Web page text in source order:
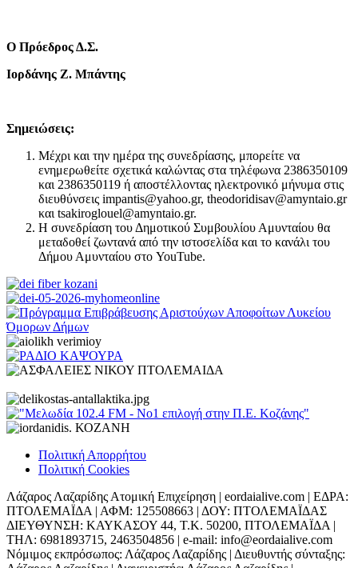
Ο Πρόεδρος Δ.Σ.
Ιορδάνης Ζ. Μπάντης
Σημειώσεις:
Μέχρι και την ημέρα της συνεδρίασης, μπορείτε να
ενημερωθείτε σχετικά καλώντας στα τηλέφωνα 2386350109
και 2386350119 ή αποστέλλοντας ηλεκτρονικό μήνυμα στις
διευθύνσεις impantis@yahoo.gr, theodoridisav@amyntaio.gr
και tsakiroglouel@amyntaio.gr.
Η συνεδρίαση του Δημοτικού Συμβουλίου Αμυνταίου θα
μεταδοθεί ζωντανά από την ιστοσελίδα και το κανάλι του
Δήμου Αμυνταίου στο YouTube.
Πολιτική Απορρήτου
Πολιτική Cookies
Λάζαρος Λαζαρίδης Ατομική Επιχείρηση | eordaialive.com | ΕΔΡΑ:
ΠΤΟΛΕΜΑΪΔΑ | ΑΦΜ: 125508663 | ΔΟΥ: ΠΤΟΛΕΜΑΪΔΑΣ
ΔΙΕΥΘΥΝΣΗ: ΚΑΥΚΑΣΟΥ 44, Τ.Κ. 50200, ΠΤΟΛΕΜΑΪΔΑ |
ΤΗΛ: 6981893715, 2463504856 | e-mail: info@eordaialive.com
Νόμιμος εκπρόσωπος: Λάζαρος Λαζαρίδης | Διευθυντής σύνταξης: